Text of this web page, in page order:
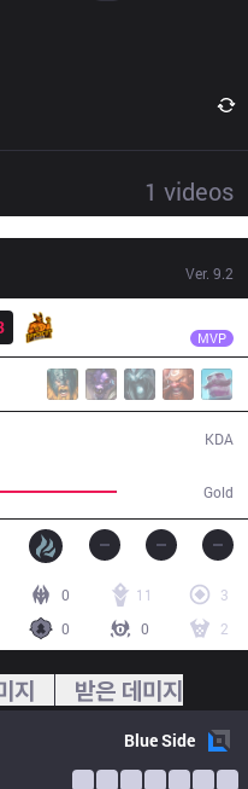
1 videos
Ver. 9.2
MVP
Gold
KDA
0 11
3
0
0 2
지 받은 데미지
BlueSide